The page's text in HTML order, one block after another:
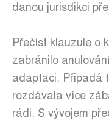
danou jurisdikci
Přečíst klauzule o
zabránilo
adaptaci. Připadá
rozdávala více
rádi. S vývojem